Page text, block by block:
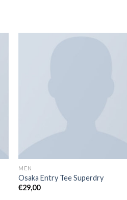
MEN
Osaka Entry Tee Superdry
€29,00